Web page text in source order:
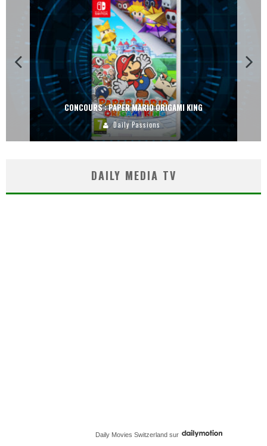
CONCOURS : PAPER MARIO ORIGAMI KING
Daily Passions
DAILY MEDIA TV
Daily Movies Switzerland sur